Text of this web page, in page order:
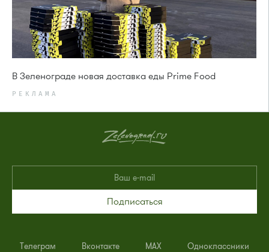
В Зеленограде новая доставка еды Prime Food
РЕКЛАМА
Подписаться
Телеграм Вконтакте MAX Одноклассники